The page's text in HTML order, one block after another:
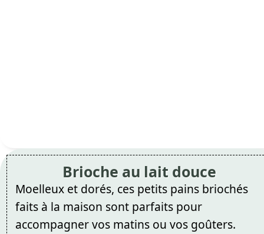
Brioche au lait douce
Moelleux et dorés, ces petits pains briochés
faits à la maison sont parfaits pour
accompagner vos matins ou vos goûters.